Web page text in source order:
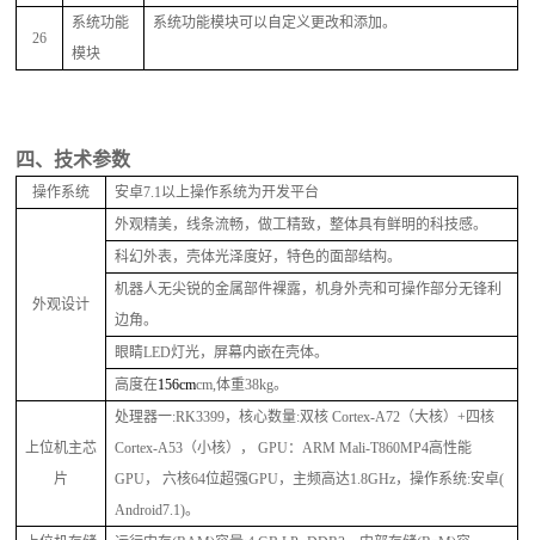
26
系统功能
模块
系统功能模块可以自定义更改和添加。
四、技术参数
操作系统 安卓7 1 以上操作系统为开发平台
外观设计
外观精美，线条流畅，做工精致，整体具有鲜明的科技感。
科幻外表，壳体光泽度好，特色的面部结构。
机器人无尖锐的金属部件裸露，机身外壳和可操作部分无锋利
边角。
眼睛LED灯光，屏幕内嵌在壳体。
高度在156cmcm,体重38kg。
上位机主芯
片
处理器一:RK3399，核心数量:双核 Cortex-A72（大核）+四核
Cortex-A53（小核）， GPU：ARM Mali-T860MP4高性能
GPU， 六核64位超强GPU，主频高达1.8GHz，操作系统:安卓(
Android7.1)。